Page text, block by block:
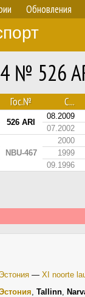
Обновления
№ 526
Гос.№ С...
526 ARI
08.2009
07.2002
NBU-467
2000
1999
09.1996
Эстония — XI noorte
, Tallinn,